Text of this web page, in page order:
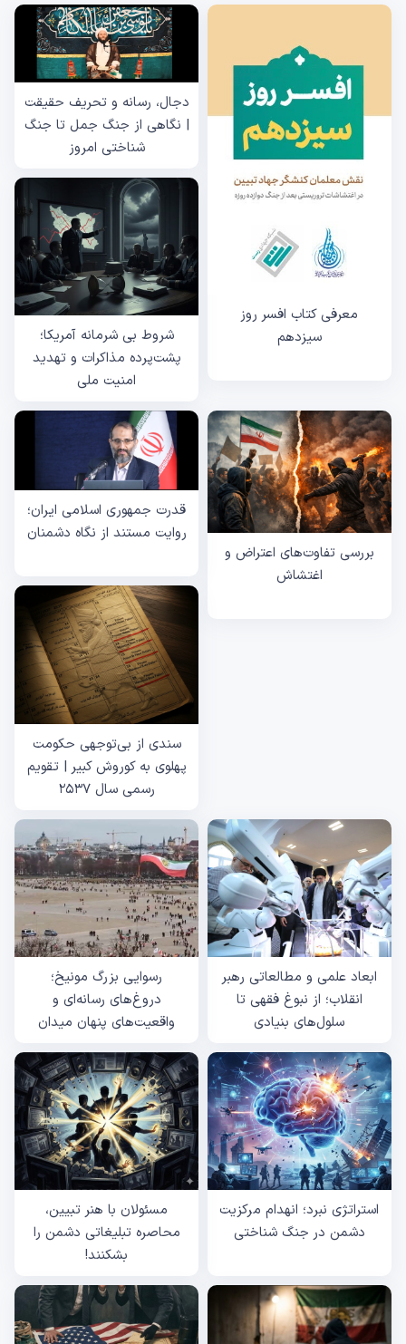
معرفی کتاب افسر روز
سیزدهم
دجال، رسانه و تحریف حقیقت
| نگاهی از جنگ جمل تا جنگ
شناختی امروز
شروط بی شرمانه آمریکا؛
پشت‌پرده مذاکرات و تهدید
امنیت ملی
بررسی تفاوت‌های اعتراض و
اغتشاش
قدرت جمهوری اسلامی ایران؛
روایت مستند از نگاه دشمنان
سندی از بی‌توجهی حکومت
پهلوی به کوروش کبیر | تقویم
رسمی سال ۲۵۳۷
ابعاد علمی و مطالعاتی رهبر
انقلاب؛ از نبوغ فقهی تا
سلول‌های بنیادی
رسوایی بزرگ مونیخ؛
دروغ‌های رسانه‌ای و
واقعیت‌های پنهان میدان
استراتژی نبرد؛ انهدام مرکزیت
دشمن در جنگ شناختی
مسئولان با هنر تبیین،
محاصره تبلیغاتی دشمن را
بشکنند!